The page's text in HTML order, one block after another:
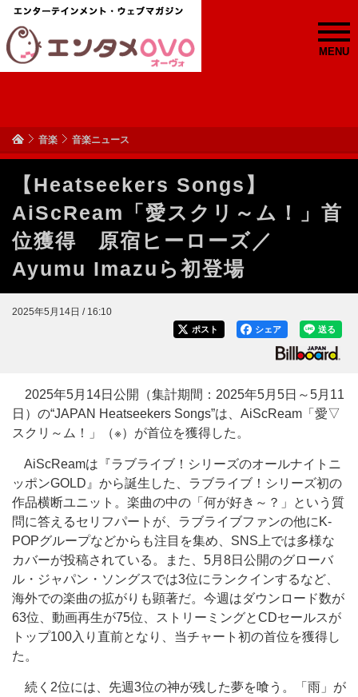
MENU
音楽 音楽ニュース
【Heatseekers Songs】
AiScReam「愛スクリ～ム！」首
位獲得 原宿ヒーローズ／
Ayumu Imazuら初登場
2025年5月14日 / 16:10
送る
シェア
ポスト
2025年5月14日公開（集計期間：2025年5月5日～5月11
日）の“JAPAN Heatseekers Songs”は、AiScReam「愛▽
スクリ～ム！」（※）が首位を獲得した。
AiScReamは『ラブライブ！シリーズのオールナイトニ
ッポンGOLD』から誕生した、ラブライブ！シリーズ初の
作品横断ユニット。楽曲の中の「何が好き～？」という質
問に答えるセリフパートが、ラブライブファンの他にK-
POPグループなどからも注目を集め、SNS上では多様な
カバーが投稿されている。また、5月8日公開のグローバ
ル・ジャパン・ソングスでは3位にランクインするなど、
海外での楽曲の拡がりも顕著だ。今週はダウンロード数が
63位、動画再生が75位、ストリーミングとCDセールスが
トップ100入り直前となり、当チャート初の首位を獲得し
た。
続く2位には、先週3位の神が残した夢を喰う。「雨」が